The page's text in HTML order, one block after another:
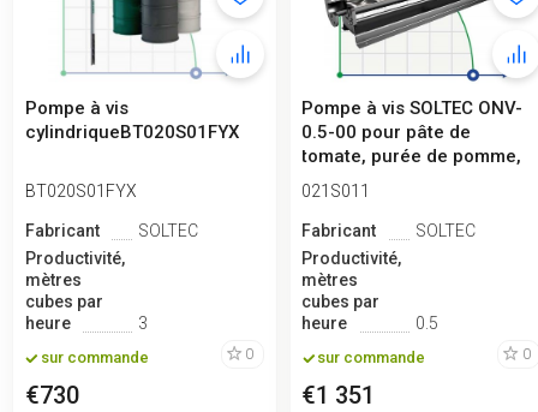
Pompe à vis
cylindriqueBT020S01FYX
BT020S01FYX
Fabricant
SOLTEC
Productivité,
mètres
cubes par
heure
3
sur commande 0
€730
Pompe à vis SOLTEC ONV-
0.5-00 pour pâte de
tomate, purée de pomme,
concentrés...
021S011
Fabricant
SOLTEC
Productivité,
mètres
cubes par
heure
0.5
sur commande 0
€1 351